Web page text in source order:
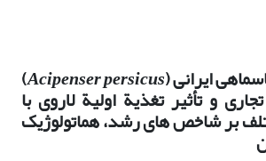
ایرانی (Acipenser persicus
)
و تأثیر تغذیة اولیة لاروی با
بر شاخص های رشد، هماتولوژیک